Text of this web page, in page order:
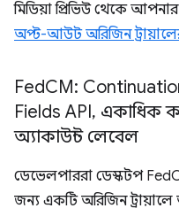
মিডিয়া প্রিভিউ থেকে
অপ্ট-আউট অরিজিন
FedCM:
Fields API, একাধিক
অ্যাকাউন্ট লেবেল
ডেভেলপাররা ডেস্কটপ
জন্য একটি অরিজিন